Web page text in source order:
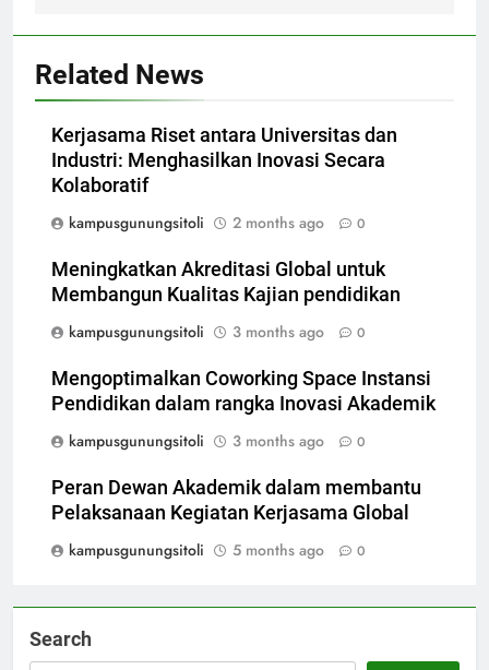
Related News
Kerjasama Riset antara Universitas dan
Industri: Menghasilkan Inovasi Secara
Kolaboratif
kampusgunungsitoli
2 months ago 0
Meningkatkan Akreditasi Global untuk
Membangun Kualitas Kajian pendidikan
kampusgunungsitoli
3 months ago 0
Mengoptimalkan Coworking Space Instansi
Pendidikan dalam rangka Inovasi Akademik
kampusgunungsitoli
3 months ago 0
Peran Dewan Akademik dalam membantu
Pelaksanaan Kegiatan Kerjasama Global
kampusgunungsitoli
5 months ago 0
Search